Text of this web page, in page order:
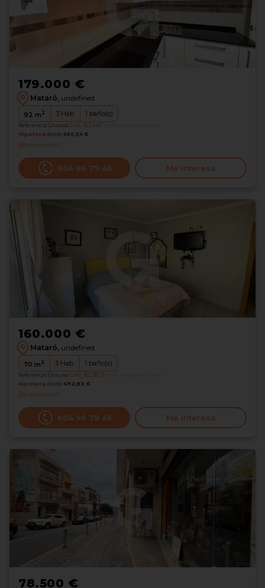
179.000 €
Mataró, undefined
92 m2 3 Hab. 1 baño(s)
Referencia Grocasa G45_1624411
Hipoteca desde 550,54 €
Interesados0
604 96 79 46 Me interesa
160.000 €
Mataró, undefined
70 m2 3 Hab. 1 baño(s)
Referencia Grocasa G45_1623873
Hipoteca desde 492,83 €
Interesados0
604 96 79 46 Me interesa
78.500 €